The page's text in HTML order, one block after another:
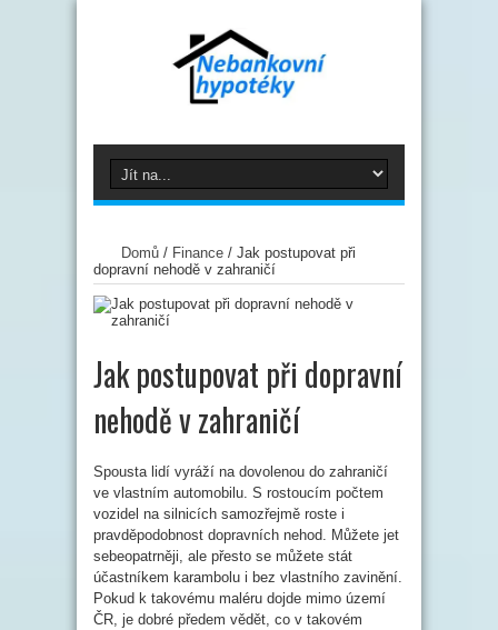
Domů / Finance / Jak postupovat při
dopravní nehodě v zahraničí
Jak postupovat při dopravní
nehodě v zahraničí
Spousta lidí vyráží na dovolenou do zahraničí
ve vlastním automobilu. S rostoucím počtem
vozidel na silnicích samozřejmě roste i
pravděpodobnost dopravních nehod. Můžete jet
sebeopatrněji, ale přesto se můžete stát
účastníkem karambolu i bez vlastního zavinění.
Pokud k takovému maléru dojde mimo území
ČR, je dobré předem vědět, co v takovém